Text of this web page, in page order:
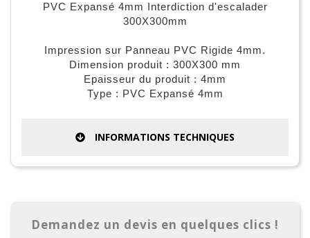
PVC Expansé 4mm Interdiction d'escalader
300X300mm
Impression sur Panneau PVC Rigide 4mm.
Dimension produit : 300X300 mm
Epaisseur du produit : 4mm
Type : PVC Expansé 4mm
INFORMATIONS TECHNIQUES
Demandez un devis en quelques clics !